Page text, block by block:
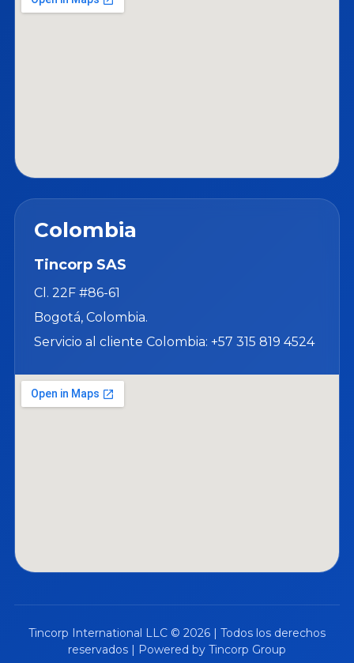
Colombia
Tincorp SAS
Cl. 22F #86-61
Bogotá, Colombia.
Servicio al cliente Colombia: +57 315 819 4524
Tincorp International LLC © 2026 | Todos los derechos
reservados | Powered by Tincorp Group